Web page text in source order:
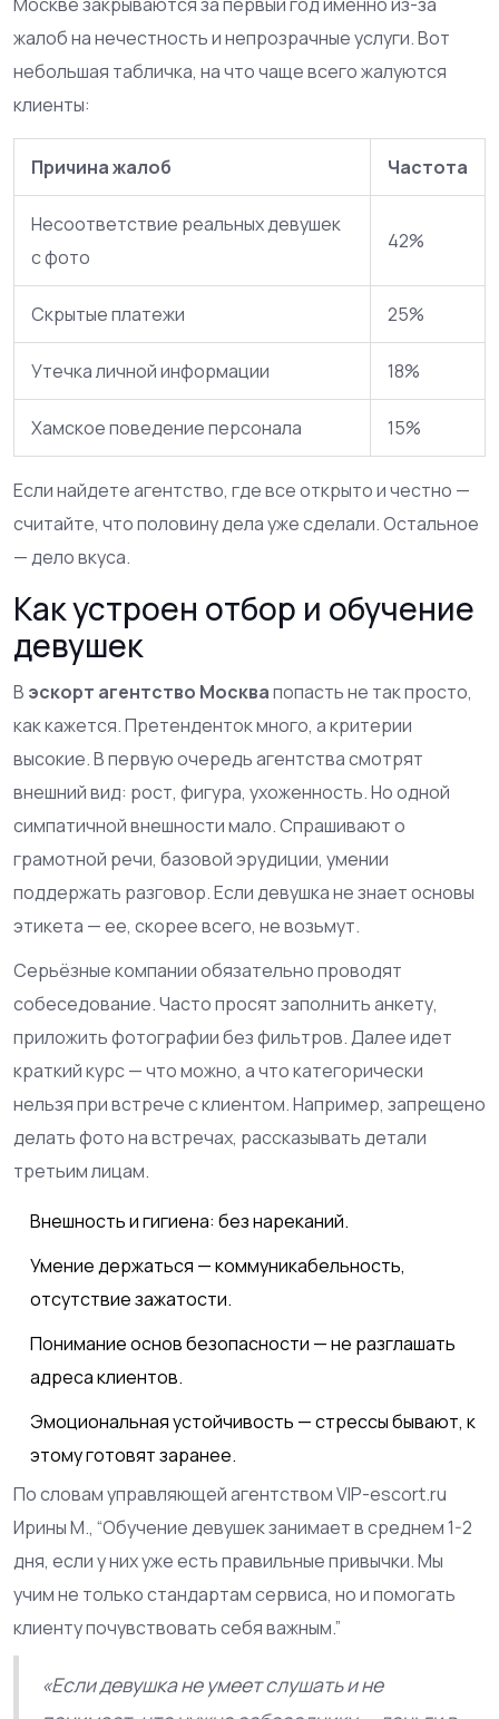
жалоб на нечестность и непрозрачные услуги. Вот
небольшая табличка, на что чаще всего жалуются
клиенты:
Причина жалоб Частота
Несоответствие реальных девушек
с фото
42%
Скрытые платежи 25%
Утечка личной информации 18%
Хамское поведение персонала 15%
Если найдете агентство, где все открыто и честно —
считайте, что половину дела уже сделали. Остальное
— дело вкуса.
Как устроен отбор и обучение
девушек
В эскорт агентство Москвапопасть не так просто,
как кажется. Претенденток много, а критерии
высокие. В первую очередь агентства смотрят
внешний вид: рост, фигура, ухоженность. Но одной
симпатичной внешности мало. Спрашивают о
грамотной речи, базовой эрудиции, умении
поддержать разговор. Если девушка не знает основы
этикета — ее, скорее всего, не возьмут.
Серьёзные компании обязательно проводят
собеседование. Часто просят заполнить анкету,
приложить фотографии без фильтров. Далее идет
краткий курс — что можно, а что категорически
нельзя при встрече с клиентом. Например, запрещено
делать фото на встречах, рассказывать детали
третьим лицам.
Внешность и гигиена: без нареканий.
Умение держаться — коммуникабельность,
отсутствие зажатости.
Понимание основ безопасности — не разглашать
адреса клиентов.
Эмоциональная устойчивость — стрессы бывают, к
этому готовят заранее.
По словам управляющей агентством VIP-escort.ru
Ирины М., “Обучение девушек занимает в среднем 1-2
дня, если у них уже есть правильные привычки. Мы
учим не только стандартам сервиса, но и помогать
клиенту почувствовать себя важным.”
«Если девушка не умеет слушать и не